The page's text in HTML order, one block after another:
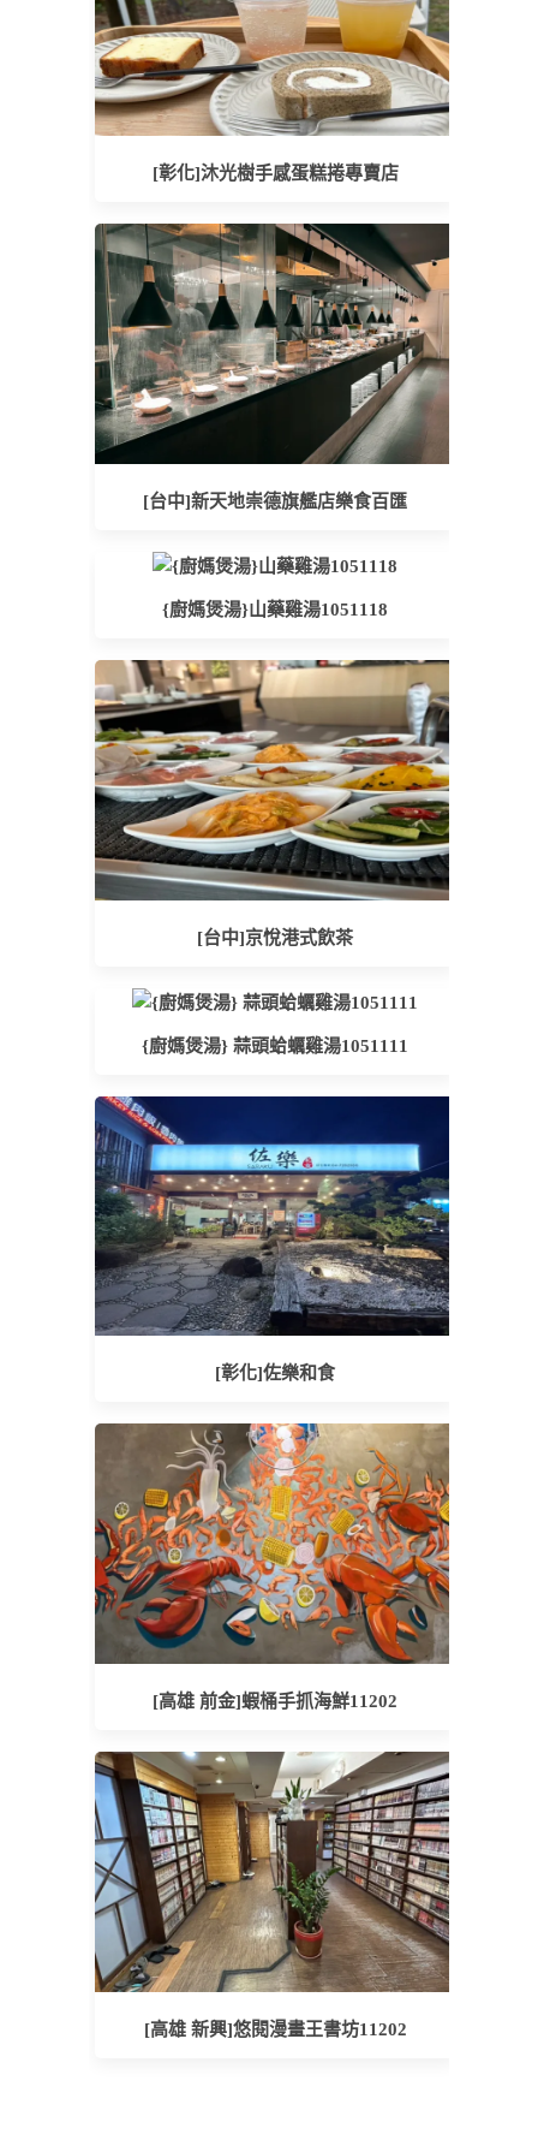
[彰化]沐光樹手感蛋糕捲專賣店
[台中]新天地崇德旗艦店樂食百匯
{廚媽煲湯}山藥雞湯1051118
[台中]京悅港式飲茶
{廚媽煲湯} 蒜頭蛤蠣雞湯1051111
[彰化]佐樂和食
[高雄 前金]蝦桶手抓海鮮11202
[高雄 新興]悠閱漫畫王書坊11202